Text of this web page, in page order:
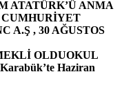
ATATÜRK’Ü ANMA
A.Ş , 30 AĞUSTOS
OLDUOKUL
Karabük’te Haziran